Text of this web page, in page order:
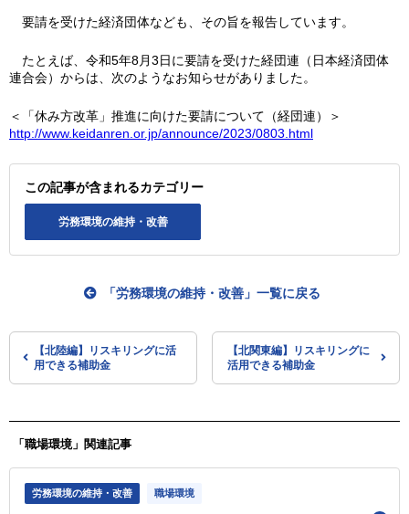
要請を受けた経済団体なども、その旨を報告しています。
たとえば、令和5年8月3日に要請を受けた経団連（日本経済団体
連合会）からは、次のようなお知らせがありました。
＜「休み方改革」推進に向けた要請について（経団連）＞
http://www.keidanren.or.jp/announce/2023/0803.html
この記事が含まれるカテゴリー
労務環境の維持・改善
【北陸編】リスキリングに活
用できる補助金
「労務環境の維持・改善」一覧に戻る
【北関東編】リスキリングに
活用できる補助金
「職場環境」関連記事
労務環境の維持・改善 職場環境